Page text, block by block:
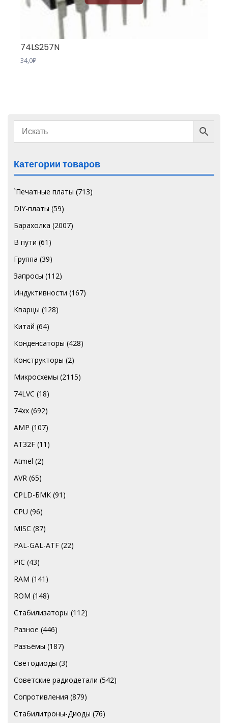
74LS257N
34,0₽
Категории товаров
`Печатные платы (713)
DIY-платы (59)
Барахолка (2007)
В пути (61)
Группа (39)
Запросы (112)
Индуктивности (167)
Кварцы (128)
Китай (64)
Конденсаторы (428)
Конструкторы (2)
Микросхемы (2115)
74LVC (18)
74хх (692)
AMP (107)
AT32F (11)
Atmel (2)
AVR (65)
CPLD-БМК (91)
CPU (96)
MISC (87)
PAL-GAL-ATF (22)
PIC (43)
RAM (141)
ROM (148)
Стабилизаторы (112)
Разное (446)
Разъёмы (187)
Светодиоды (3)
Советские радиодетали (542)
Сопротивления (879)
Стабилитроны-Диоды (76)